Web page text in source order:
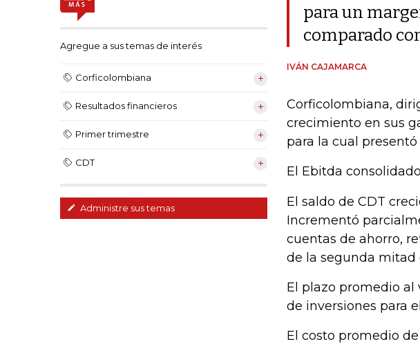
Agregue a sus temas de interés
Corficolombiana
Resultados financieros
Primer trimestre
CDT
Administre sus temas
para un
comparado
IVÁN CAJAMARCA
Corficolombiana,
crecimiento en sus
para la cual
El Ebitda
El saldo de CDT
Incrementó
cuentas de ahorro,
de la segunda mitad
El plazo promedio
de inversiones para
El costo promedio